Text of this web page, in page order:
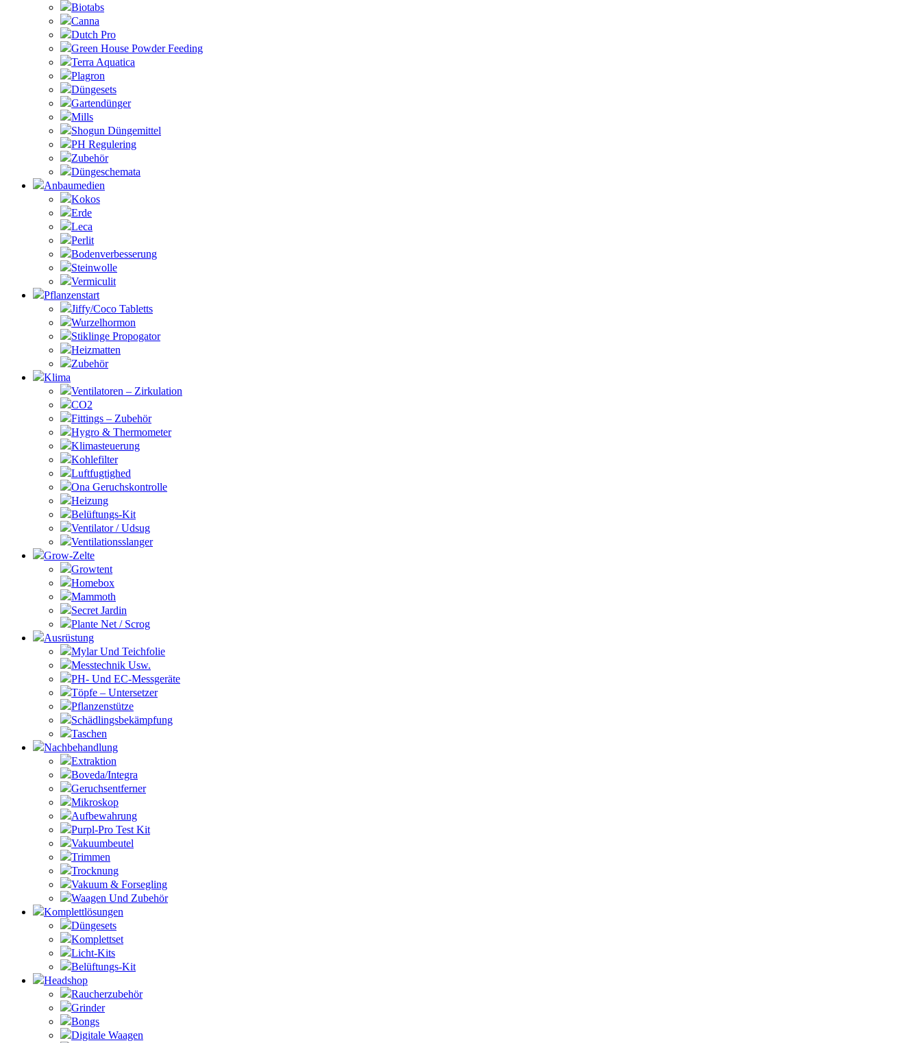
Biotabs
Canna
Dutch Pro
Green House Powder Feeding
Terra Aquatica
Plagron
Düngesets
Gartendünger
Mills
Shogun Düngemittel
PH Regulering
Zubehör
Düngeschemata
Anbaumedien
Kokos
Erde
Leca
Perlit
Bodenverbesserung
Steinwolle
Vermiculit
Pflanzenstart
Jiffy/Coco Tabletts
Wurzelhormon
Stiklinge Propogator
Heizmatten
Zubehör
Klima
Ventilatoren – Zirkulation
CO2
Fittings – Zubehör
Hygro & Thermometer
Klimasteuerung
Kohlefilter
Luftfugtighed
Ona Geruchskontrolle
Heizung
Belüftungs-Kit
Ventilator / Udsug
Ventilationsslanger
Grow-Zelte
Growtent
Homebox
Mammoth
Secret Jardin
Plante Net / Scrog
Ausrüstung
Mylar Und Teichfolie
Messtechnik Usw.
PH- Und EC-Messgeräte
Töpfe – Untersetzer
Pflanzenstütze
Schädlingsbekämpfung
Taschen
Nachbehandlung
Extraktion
Boveda/Integra
Geruchsentferner
Mikroskop
Aufbewahrung
Purpl-Pro Test Kit
Vakuumbeutel
Trimmen
Trocknung
Vakuum & Forsegling
Waagen Und Zubehör
Komplettlösungen
Düngesets
Komplettset
Licht-Kits
Belüftungs-Kit
Headshop
Raucherzubehör
Grinder
Bongs
Digitale Waagen